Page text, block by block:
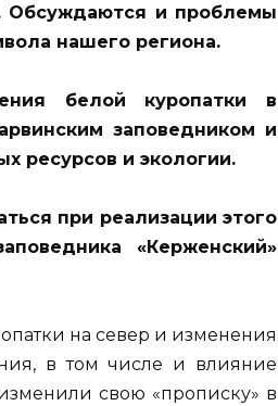
Обсуждаются и проблемы
нашего региона.
белой куропатки в
заповедником и
ресурсов и экологии.
при реализации этого
«Керженский»
на север и изменения
в том числе и влияние
свою «прописку» в